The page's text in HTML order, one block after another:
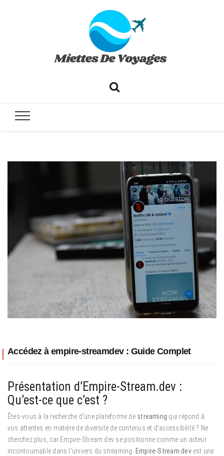
Accédez à empire-streamdev : Guide Complet
Présentation d’Empire-Stream.dev :
Qu’est-ce que c’est ?
Êtes-vous à la recherche d’une plateforme de streaming qui répond à
vos attentes en matière de diversité de contenus et d’accessibilité ? Ne
cherchez plus, car Empire-Stream.dev se positionne comme un acteur
incontournable dans l’univers du streaming.
Empire-Stream.devest une